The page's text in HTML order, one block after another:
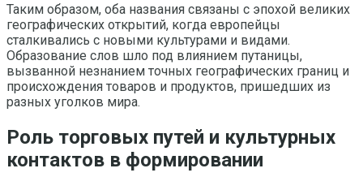
Таким образом, оба названия связаны с эпохой великих
географических открытий, когда европейцы
сталкивались с новыми культурами и видами.
Образование слов шло под влиянием путаницы,
вызванной незнанием точных географических границ и
происхождения товаров и продуктов, пришедших из
разных уголков мира.
Роль торговых путей и культурных
контактов в формировании